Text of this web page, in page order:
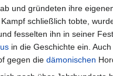
und gründeten ihre
schließlich tobte,
fesselten ihn in seiner
in die Geschichte ein. Auch
gegen die dämonischen